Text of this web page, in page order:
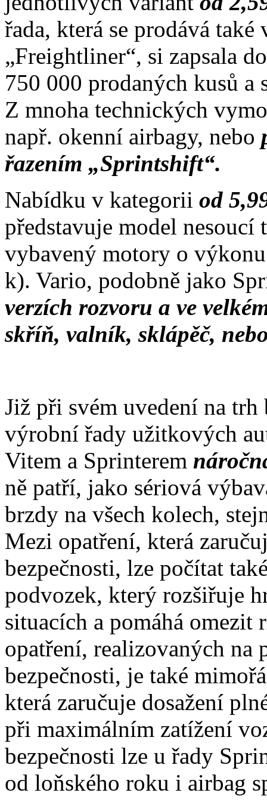
řada, která se prodává
„Freightliner“, si zapsala
750 000 prodaných kusů a
Z mnoha technických
např. okenní airbagy, nebo
řazením „Sprintshift“.
Nabídku v kategorii od
představuje model
vybavený motory o
k). Vario, podobně jako
verzích rozvoru a ve
skříň, valník, sklápěč,
Již při svém uvedení na
výrobní řady užitkových
Vitem a Sprinterem
ně patří, jako sériová
brzdy na všech kolech,
Mezi opatření, která
bezpečnosti, lze počítat
podvozek, který rozšiřuje
situacích a pomáhá omezit
opatření, realizovaných na
bezpečnosti, je také
která zaručuje dosažení
při maximálním zatížení
bezpečnosti lze u řady
od loňského roku i airbag